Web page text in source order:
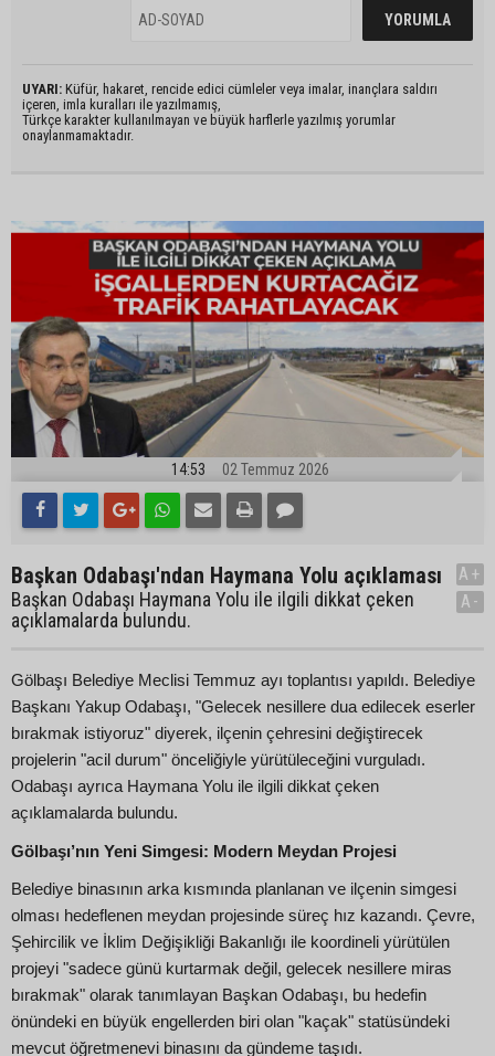
UYARI: Küfür, hakaret, rencide edici cümleler veya imalar, inançlara saldırı
içeren, imla kuralları ile yazılmamış,
Türkçe karakter kullanılmayan ve büyük harflerle yazılmış yorumlar
onaylanmamaktadır.
14:53 02 Temmuz 2026
Başkan Odabaşı'ndan Haymana Yolu açıklaması
Başkan Odabaşı Haymana Yolu ile ilgili dikkat çeken
açıklamalarda bulundu.
A+
A-
Gölbaşı Belediye Meclisi Temmuz ayı toplantısı yapıldı. Belediye
Başkanı Yakup Odabaşı, "Gelecek nesillere dua edilecek eserler
bırakmak istiyoruz" diyerek, ilçenin çehresini değiştirecek
projelerin "acil durum" önceliğiyle yürütüleceğini vurguladı.
Odabaşı ayrıca Haymana Yolu ile ilgili dikkat çeken
açıklamalarda bulundu.
Gölbaşı’nın Yeni Simgesi: Modern Meydan Projesi
Belediye binasının arka kısmında planlanan ve ilçenin simgesi
olması hedeflenen meydan projesinde süreç hız kazandı. Çevre,
Şehircilik ve İklim Değişikliği Bakanlığı ile koordineli yürütülen
projeyi "sadece günü kurtarmak değil, gelecek nesillere miras
bırakmak" olarak tanımlayan Başkan Odabaşı, bu hedefin
önündeki en büyük engellerden biri olan "kaçak" statüsündeki
mevcut öğretmenevi binasını da gündeme taşıdı.